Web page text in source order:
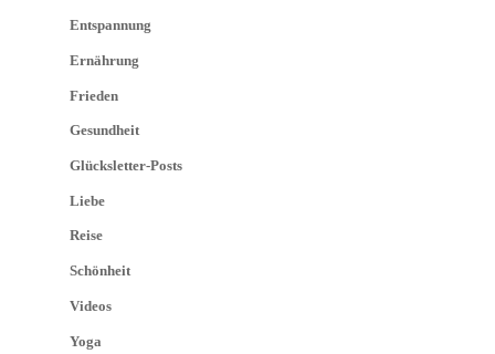
Entspannung
Ernährung
Frieden
Gesundheit
Glücksletter-Posts
Liebe
Reise
Schönheit
Videos
Yoga